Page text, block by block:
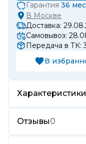
Гарантия 36
В Москве
Доставка:
Самовывоз:
Передача в ТК:
В
Характеристики
Отзывы0